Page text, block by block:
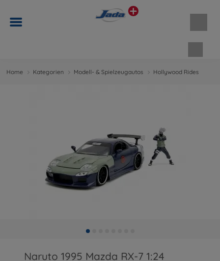
Home Kategorien Modell- & Spielzeugautos Hollywood Rides
Naruto 1995 Mazda RX-7 1:24